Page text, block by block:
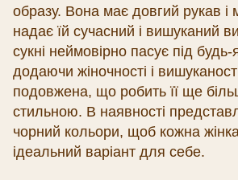
образу. Вона має довгий рукав і
надає їй сучасний і вишуканий
сукні неймовірно пасує під будь-
додаючи жіночності і
подовжена, що робить її ще
стильною. В наявності
чорний кольори, щоб кожна
ідеальний варіант для себе.